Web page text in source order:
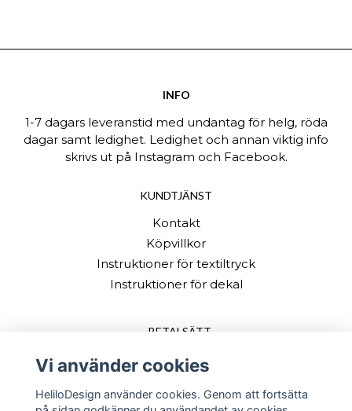
INFO
1-7 dagars leveranstid med undantag för helg, röda
dagar samt ledighet. Ledighet och annan viktig info
skrivs ut på Instagram och Facebook.
KUNDTJÄNST
Kontakt
Köpvillkor
Instruktioner för textiltryck
Instruktioner för dekal
BETALSÄTT
Vi använder cookies
HeliloDesign använder cookies. Genom att fortsätta